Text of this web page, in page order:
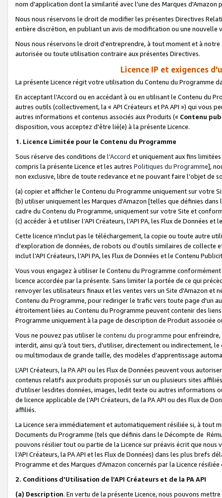
nom d'application dont la similarité avec l'une des Marques
Nous nous réservons le droit de modifier les présentes Directives
entière discrétion, en publiant un avis de modification ou une nouvelle
Nous nous réservons le droit d'entreprendre, à tout moment et à
autorisée ou toute utilisation contraire aux présentes Directives.
Licence IP et exigences
La présente Licence régit votre utilisation du Contenu du Programme
En acceptant l'Accord ou en accédant à ou en utilisant le Contenu du
autres outils (collectivement, la « API Créateurs et PA API ») qui vous
autres informations et contenus associés aux Produits (« Contenu
disposition, vous acceptez d'être lié(e) à la présente Licence.
1. Licence Limitée pour le Contenu du Programme
Sous réserve des conditions de l'Accord et uniquement aux fins
compris la présente Licence et les autres Politiques du Programme],
non exclusive, libre de toute redevance et ne pouvant faire l'objet de
(a) copier et afficher le Contenu du Programme uniquement sur votre
(b) utiliser uniquement les Marques d'Amazon [telles que définies dans
cadre du Contenu du Programme, uniquement sur votre Site et
(c) accéder à et utiliser l’API Créateurs, l’API PA, les Flux de Données
Cette licence n'inclut pas le téléchargement, la copie ou toute autre
d’exploration de données, de robots ou d’outils similaires de
inclut l’API Créateurs, l’API PA, les Flux de Données et le Contenu
Vous vous engagez à utiliser le Contenu du Programme
licence accordée par la présente. Sans limiter la portée de ce qui
renvoyer les utilisateurs finaux et les ventes vers un Site d'Amazon et
Contenu du Programme, pour rediriger le trafic vers toute page d'un
étroitement liées au Contenu du Programme peuvent contenir des
Programme uniquement à la page de description de Produit associée
Vous ne pouvez pas utiliser le contenu du programme pour
interdit, ainsi qu’à tout tiers, d’utiliser, directement ou indirectement,
ou multimodaux de grande taille, des modèles d’apprentissage
L’API Créateurs, la PA API ou les Flux de Données peuvent vous
contenus relatifs aux produits proposés sur un ou plusieurs sites
d'utiliser lesdites données, images, ledit texte ou autres informations
de licence applicable de l’API Créateurs, de la PA API ou des Flux de
affiliés.
La Licence sera immédiatement et automatiquement résiliée si, à
Documents du Programme (tels que définis dans le Décompte de
pouvons résilier tout ou partie de la Licence sur préavis écrit que
l’API Créateurs, la PA API et les Flux de Données) dans les plus
Programme et des Marques d'Amazon concernés par la Licence
2. Conditions d'Utilisation de l’API Créateurs et de la PA API
(a) Description. En vertu de la présente Licence, nous pouvons